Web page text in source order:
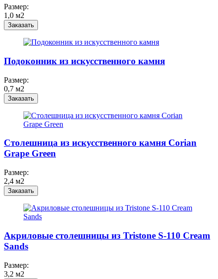
Размер:
1,0 м2
Заказать
Подоконник из искусственного камня
Размер:
0,7 м2
Заказать
Столешница из искусственного камня Corian
Grape Green
Размер:
2,4 м2
Заказать
Акриловые столешницы из Tristone S-110 Cream
Sands
Размер:
3,2 м2